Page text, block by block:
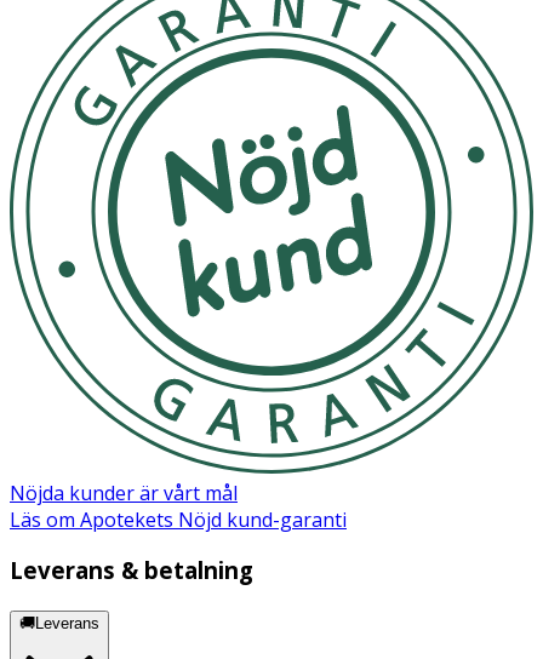
Nöjda kunder är vårt mål
Läs om Apotekets Nöjd kund-garanti
Leverans & betalning
🚚Leverans